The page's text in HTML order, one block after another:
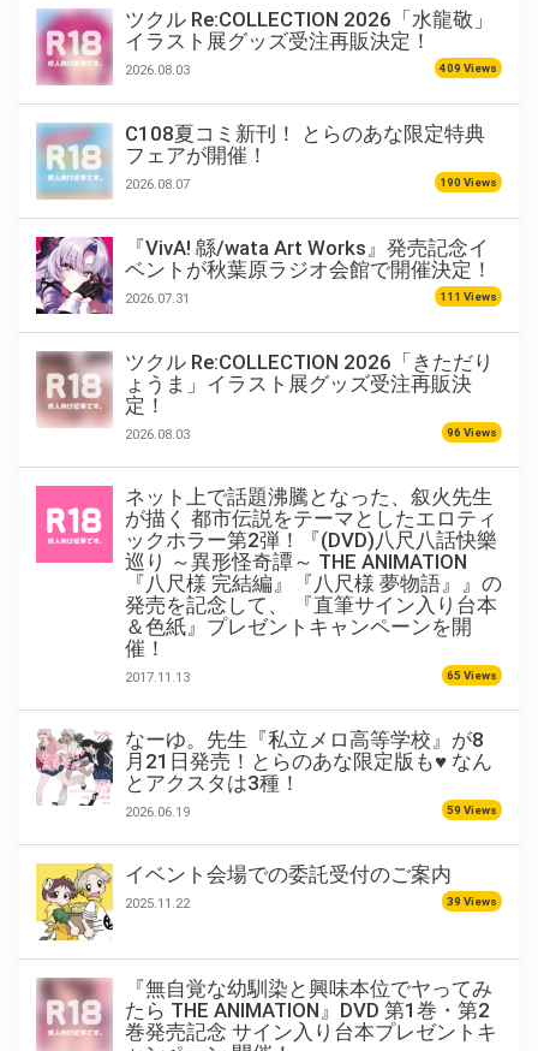
ツクル Re:COLLECTION 2026「水龍敬」
イラスト展グッズ受注再販決定！
2026.08.03 409 Views
C108夏コミ新刊！ とらのあな限定特典
フェアが開催！
2026.08.07 190 Views
『VivA! 緜/wata Art Works』発売記念イ
ベントが秋葉原ラジオ会館で開催決定！
2026.07.31 111 Views
ツクル Re:COLLECTION 2026「きただり
ょうま」イラスト展グッズ受注再販決
定！
2026.08.03 96 Views
ネット上で話題沸騰となった、叙火先生
が描く 都市伝説をテーマとしたエロティ
ックホラー第2弾！『(DVD)八尺八話快樂
巡り ～異形怪奇譚～ THE ANIMATION
『八尺様 完結編』『八尺様 夢物語』』の
発売を記念して、 『直筆サイン入り台本
＆色紙』プレゼントキャンペーンを開
催！
2017.11.13 65 Views
なーゆ。先生『私立メロ高等学校』が8
月21日発売！とらのあな限定版も♥ なん
とアクスタは3種！
2026.06.19 59 Views
イベント会場での委託受付のご案内
2025.11.22 39 Views
『無自覚な幼馴染と興味本位でヤってみ
たら THE ANIMATION』DVD 第1巻・第2
巻発売記念 サイン入り台本プレゼントキ